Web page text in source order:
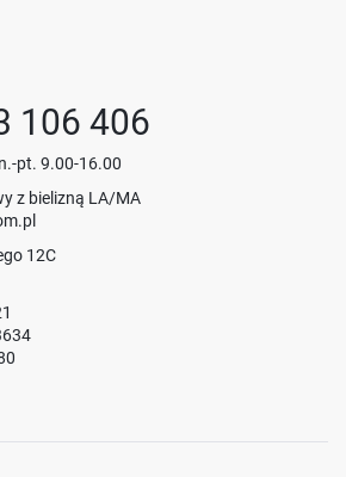
106 406
pt. 9.00-16.00
z bielizną LA/MA
12C